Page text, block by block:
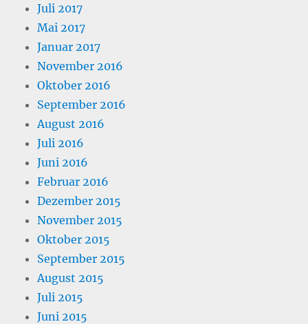
Juli 2017
Mai 2017
Januar 2017
November 2016
Oktober 2016
September 2016
August 2016
Juli 2016
Juni 2016
Februar 2016
Dezember 2015
November 2015
Oktober 2015
September 2015
August 2015
Juli 2015
Juni 2015